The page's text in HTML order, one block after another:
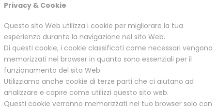
Privacy & Cookie
Questo sito Web utilizza i cookie per migliorare la tua
esperienza durante la navigazione nel sito Web.
Di questi cookie, i cookie classificati come necessari vengono
memorizzati nel browser in quanto sono essenziali per il
funzionamento del sito Web.
Utilizziamo anche cookie di terze parti che ci aiutano ad
analizzare e capire come utilizzi questo sito web.
Questi cookie verranno memorizzati nel tuo browser solo con